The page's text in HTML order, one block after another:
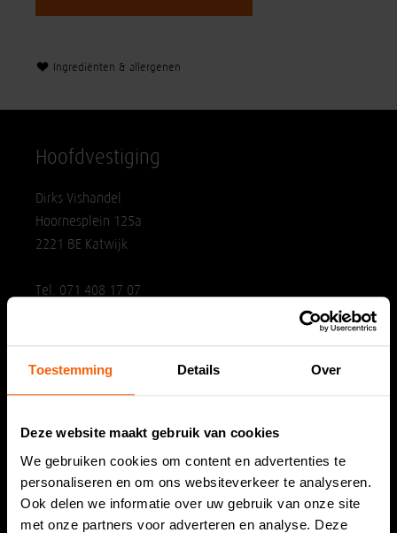
Toestemming Details Over
Deze website maakt gebruik van cookies
We gebruiken cookies om content en advertenties te
personaliseren en om ons websiteverkeer te analyseren.
Ook delen we informatie over uw gebruik van onze site
met onze partners voor adverteren en analyse. Deze
Ingrediënten & allergenen
Hoofdvestiging
Dirks Vishandel
Hoornesplein 125a
2221 BE Katwijk
Tel. 071 408 17 07
Openingstijden
Dinsdag:
08.30 tot 18.00 uur
Donderdag:
Vrijdag:
06.00 tot 18.00 uur
Zaterdag:
08.00 tot 18.00 uur